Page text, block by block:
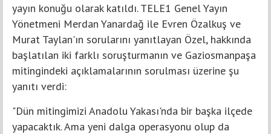
yayın konuğu olarak katıldı. TELE1 Genel Yayın
Yönetmeni Merdan Yanardağ ile Evren Özalkuş ve
Murat Taylan'ın sorularını yanıtlayan Özel, hakkında
başlatılan iki farklı soruşturmanın ve Gaziosmanpaşa
mitingindeki açıklamalarının sorulması üzerine şu
yanıtı verdi:
"Dün mitingimizi Anadolu Yakası'nda bir başka ilçede
yapacaktık. Ama yeni dalga operasyonu olup da